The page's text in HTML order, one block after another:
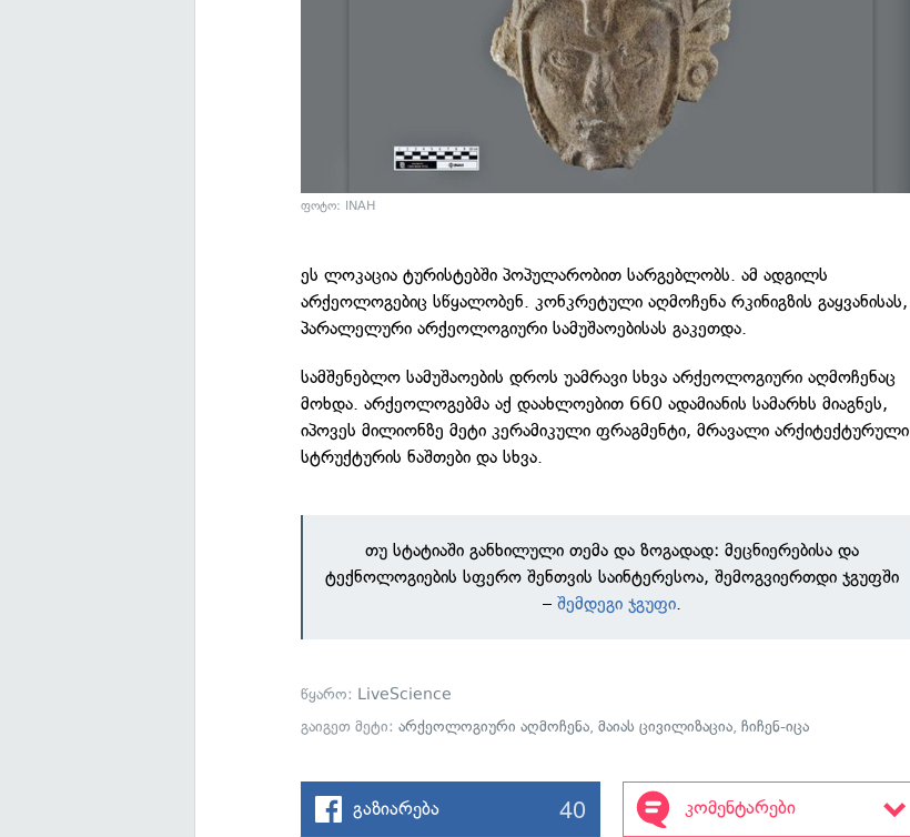
ფოტო: INAH
ეს ლოკაცია ტურისტებში პოპულარობით სარგებლობს. ამ ადგილს
არქეოლოგებიც სწყალობენ. კონკრეტული აღმოჩენა რკინიგზის გაყვანისას,
პარალელური არქეოლოგიური სამუშაოებისას გაკეთდა.
სამშენებლო სამუშაოების დროს უამრავი სხვა არქეოლოგიური აღმოჩენაც
მოხდა. არქეოლოგებმა აქ დაახლოებით 660 ადამიანის სამარხს მიაგნეს,
იპოვეს მილიონზე მეტი კერამიკული ფრაგმენტი, მრავალი არქიტექტურული
სტრუქტურის ნაშთები და სხვა.
თუ სტატიაში განხილული თემა და ზოგადად: მეცნიერებისა და
ტექნოლოგიების სფერო შენთვის საინტერესოა, შემოგვიერთდი ჯგუფში
–შემდეგი ჯგუფი.
წყარო: LiveScience
გაიგეთ მეტი:არქეოლოგიური აღმოჩენა,მაიას ცივილიზაცია,ჩიჩენ-იცა
გაზიარება 40 კომენტარები